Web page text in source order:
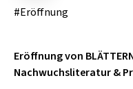
CAFÉ WOLF
KUNSTGARTEN
SINGER-
#Eröffnung
Eröffnung von
Nachwuchsliteratur &